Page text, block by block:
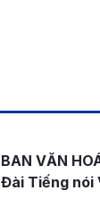
BAN VĂN
Đài Tiếng nói